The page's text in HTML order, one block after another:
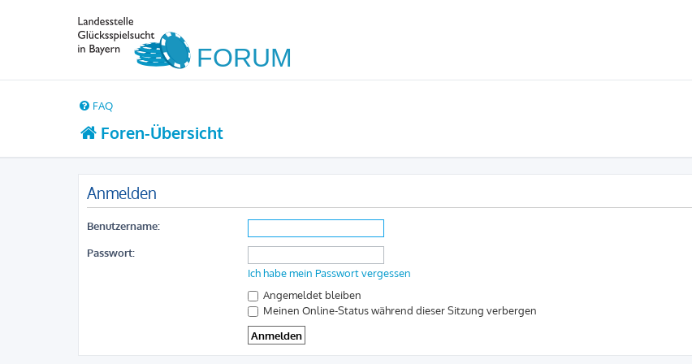
FAQ
Foren-Übersicht
Anmelden
Benutzername:
Passwort:
Ich habe mein Passwort vergessen
Angemeldet bleiben
Meinen Online-Status während dieser Sitzung verbergen